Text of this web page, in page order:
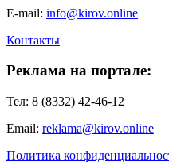
E-mail: info@kirov.online
Контакты
Реклама на портале:
Тел: 8 (8332) 42-46-12
Email: reklama@kirov.online
Политика